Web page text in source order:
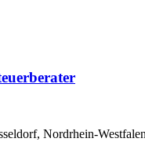
Nordrhein-